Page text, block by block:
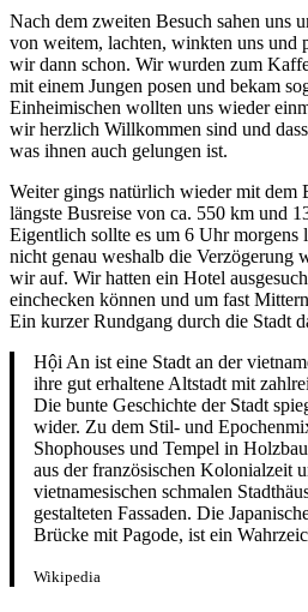
Nach dem zweiten Besuch sahen uns
von weitem, lachten, winkten uns und
wir dann schon. Wir wurden zum
mit einem Jungen posen und bekam
Einheimischen wollten uns wieder
wir herzlich Willkommen sind und
was ihnen auch gelungen ist.
Weiter gings natürlich wieder mit dem
längste Busreise von ca. 550 km und
Eigentlich sollte es um 6 Uhr morgens
nicht genau weshalb die Verzögerung
wir auf. Wir hatten ein Hotel
einchecken können und um fast
Ein kurzer Rundgang durch die Stadt
Hội An ist eine Stadt an der
ihre gut erhaltene Altstadt mit
Die bunte Geschichte der Stadt
wider. Zu dem Stil- und
Shophouses und Tempel in
aus der französischen Kolonialzeit
vietnamesischen schmalen
gestalteten Fassaden. Die
Brücke mit Pagode, ist ein
Wikipedia